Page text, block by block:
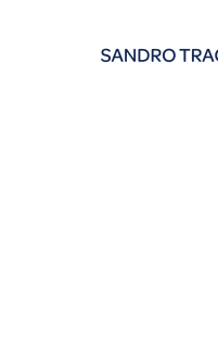
Skip to main content